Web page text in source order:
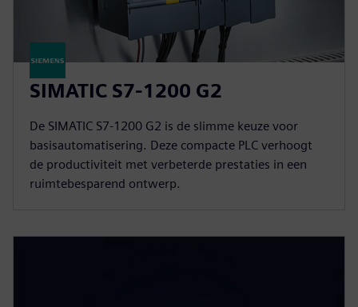
SIMATIC S7-1200 G2
De SIMATIC S7-1200 G2 is de slimme keuze voor
basisautomatisering. Deze compacte PLC verhoogt
de productiviteit met verbeterde prestaties in een
ruimtebesparend ontwerp.